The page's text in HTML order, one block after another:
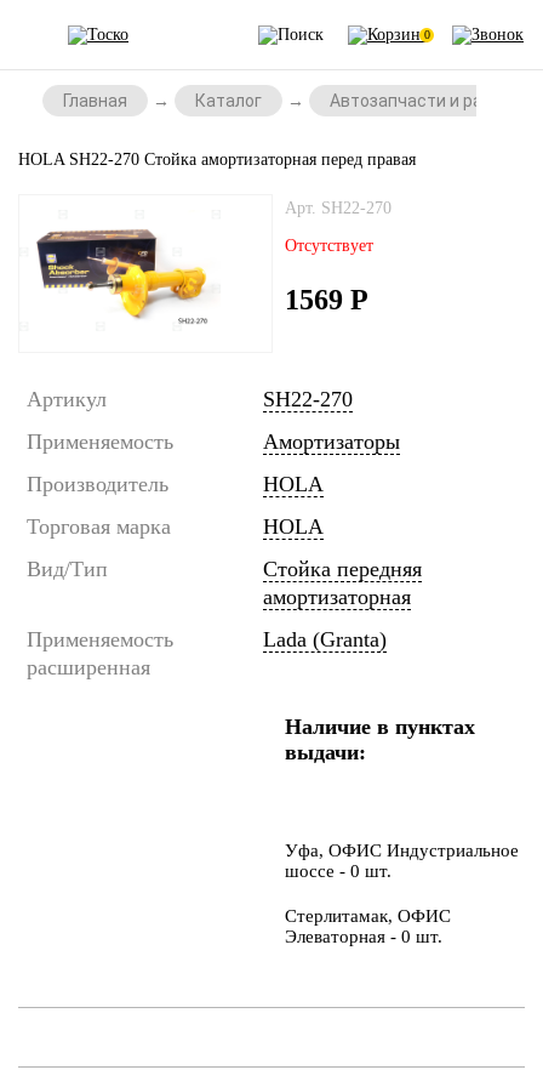
0
Главная Каталог Автозапчасти и
HOLA SH22-270 Стойка амортизаторная перед правая
Арт. SH22-270
Отсутствует
1569 Р
Артикул
SH22-270
Применяемость
Амортизаторы
Производитель
HOLA
Торговая марка
HOLA
Вид/Тип
Стойка передняя
амортизаторная
Применяемость
расширенная
Lada (Granta)
Наличие в пунктах
выдачи:
Уфа, ОФИС Индустриальное
шоссе - 0 шт.
Стерлитамак, ОФИС
Элеваторная - 0 шт.